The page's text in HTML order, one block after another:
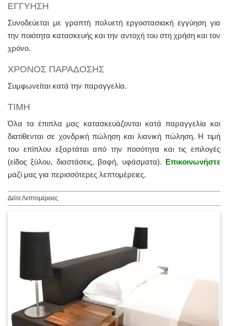
ΕΓΓΥΗΣΗ
Συνοδεύεται με γραπτή πολυετή εργοστασιακή εγγύηση για
την ποιότητα κατασκευής και την αντοχή του στη χρήση και τον
χρόνο.
ΧΡΟΝΟΣ ΠΑΡΑΔΟΣΗΣ
Συμφωνείται κατά την παραγγελία.
ΤΙΜΗ
Όλα τα έπιπλα μας κατασκευάζονται κατά παραγγελία και
διατίθενται σε χονδρική πώληση και λιανική πώληση. Η τιμή
του επίπλου εξαρτάται από την ποσότητα και τις επιλογές
(είδος ξύλου, διαστάσεις, βαφή, υφάσματα). Επικοινωνήστε
μαζί μας για περισσότερες λεπτομέρειες.
Δείτε Λεπτομέρειες